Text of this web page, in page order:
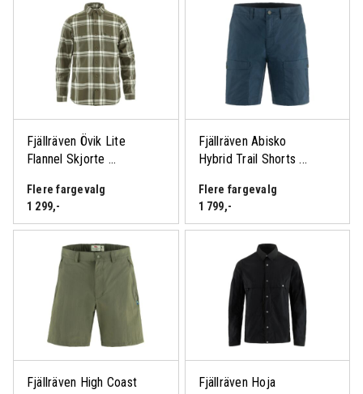
Fjällräven Övik Lite
Flannel Skjorte ...
Flere fargevalg
1 299,-
Fjällräven Abisko
Hybrid Trail Shorts ...
Flere fargevalg
1 799,-
Fjällräven High Coast
Fjällräven Hoja